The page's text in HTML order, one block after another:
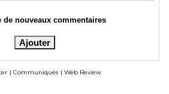
de nouveaux commentaires
| Communiqués | Web Review